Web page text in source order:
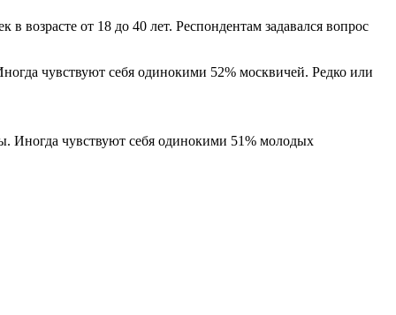
от 18 до 40 лет. Респондентам задавался вопрос
чувствуют себя одинокими 52% москвичей. Редко или
Иногда чувствуют себя одинокими 51% молодых